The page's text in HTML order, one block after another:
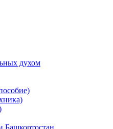
духом
Башкортостан